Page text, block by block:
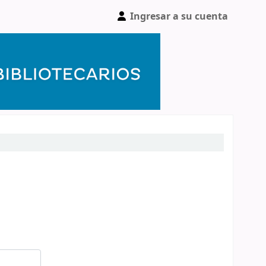
Ingresar a su cuenta